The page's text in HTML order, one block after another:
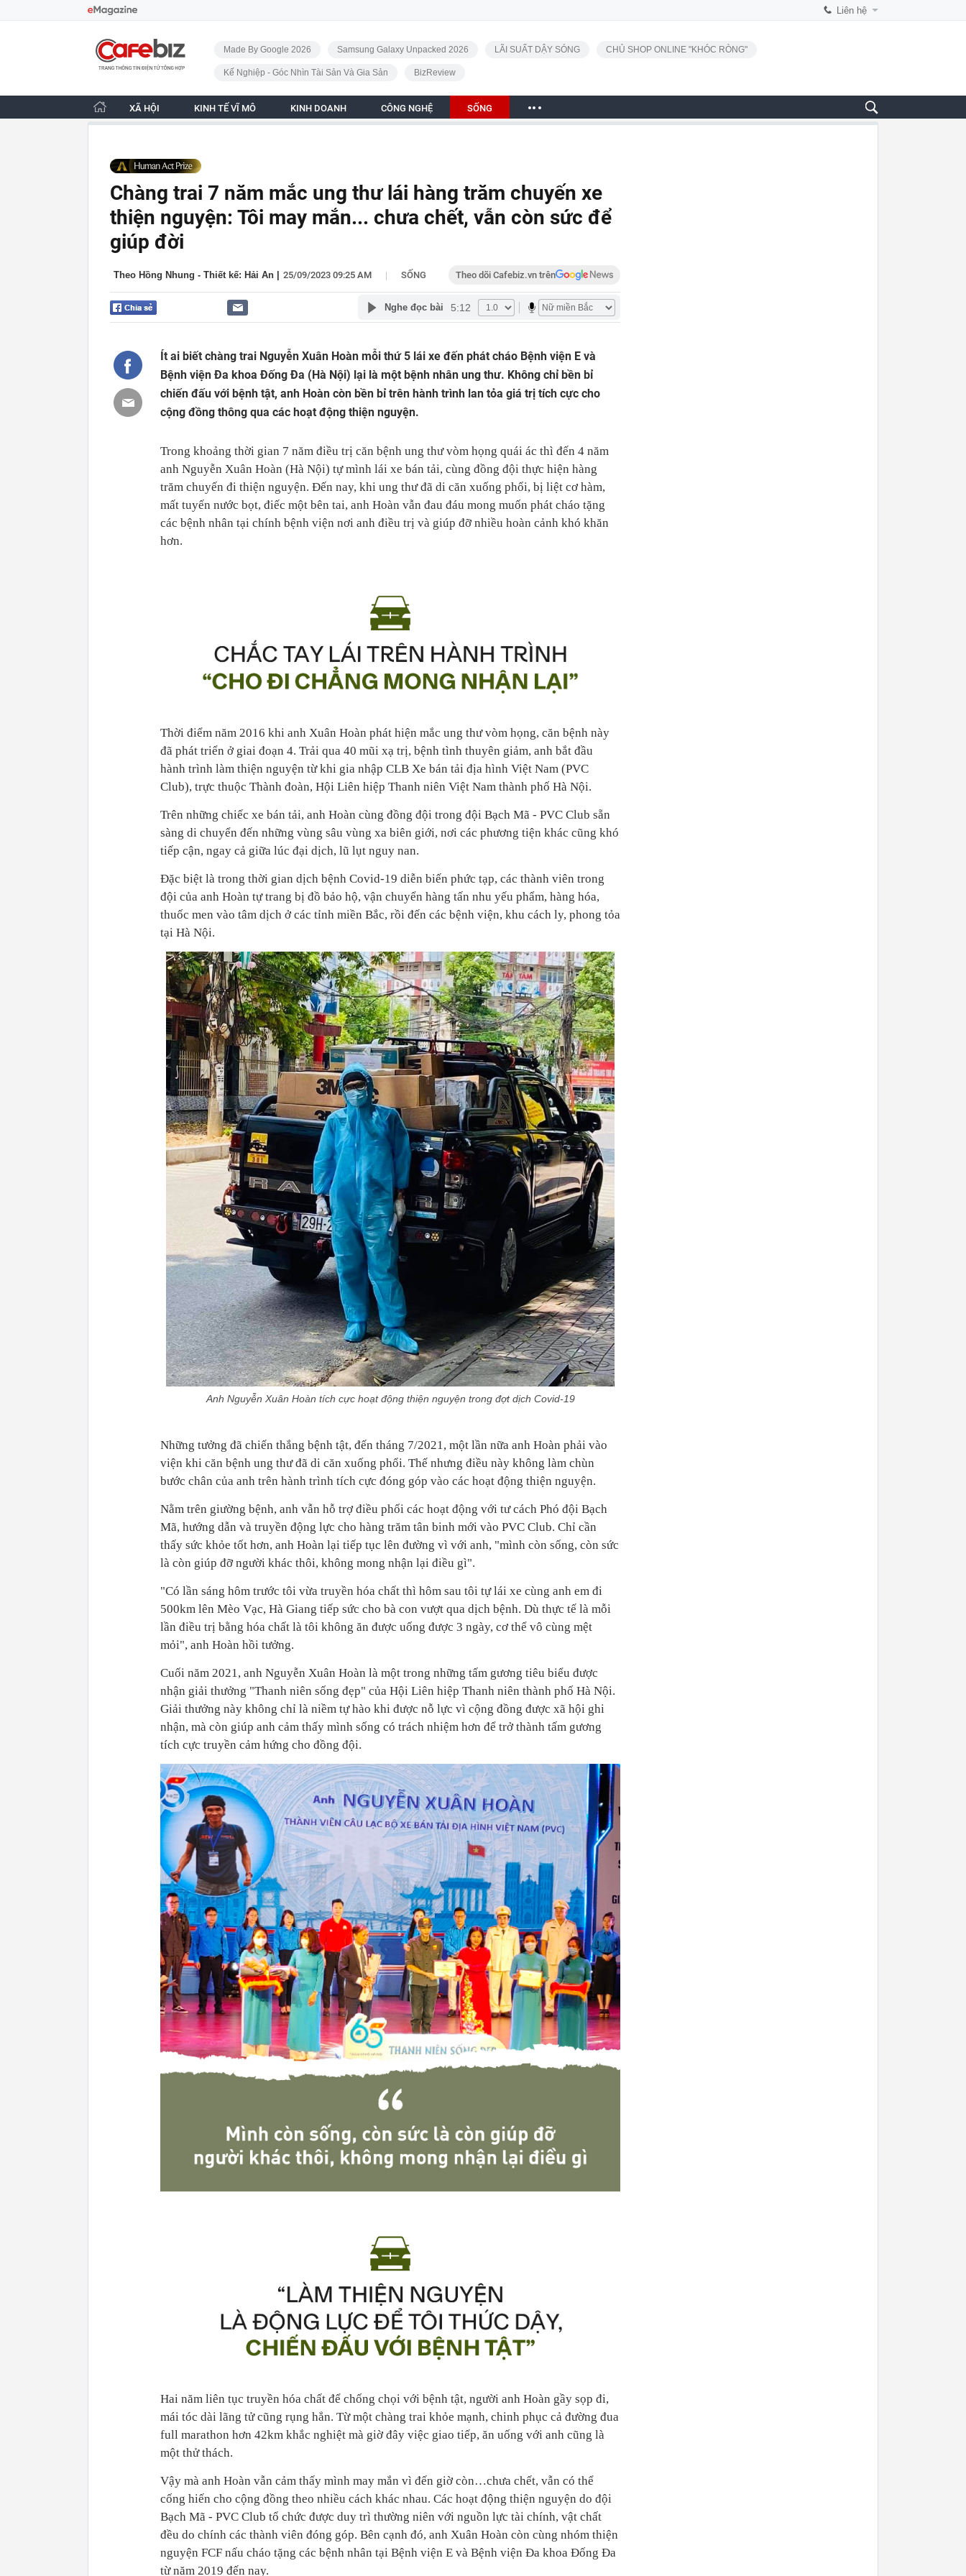
Liên hệ
CafeBiz - Trang chủ
Made By Google 2026 Samsung Galaxy Unpacked 2026 LÃI SUẤT DẬY SÓNG CHỦ SHOP ONLINE "KHÓC RÒNG"
Kế Nghiệp - Góc Nhìn Tài Sản Và Gia Sản BizReview
XÃ HỘI KINH TẾ VĨ MÔ KINH DOANH CÔNG NGHỆ SỐNG
Chàng trai 7 năm mắc ung thư lái hàng trăm chuyến xe
thiện nguyện: Tôi may mắn... chưa chết, vẫn còn sức để
giúp đời
Theo Hồng Nhung - Thiết kế: Hải An 25/09/2023 09:25 AM | SỐNG Theo dõi Cafebiz.vn trên
Nghe đọc bài 5:12
Ít ai biết chàng trai Nguyễn Xuân Hoàn mỗi thứ 5 lái xe đến phát cháo Bệnh viện E và
Bệnh viện Đa khoa Đống Đa (Hà Nội) lại là một bệnh nhân ung thư. Không chỉ bền bỉ
chiến đấu với bệnh tật, anh Hoàn còn bền bỉ trên hành trình lan tỏa giá trị tích cực cho
cộng đồng thông qua các hoạt động thiện nguyện.
Trong khoảng thời gian 7 năm điều trị căn bệnh ung thư vòm họng quái ác thì đến 4 năm
anh Nguyễn Xuân Hoàn (Hà Nội) tự mình lái xe bán tải, cùng đồng đội thực hiện hàng
trăm chuyến đi thiện nguyện. Đến nay, khi ung thư đã di căn xuống phổi, bị liệt cơ hàm,
mất tuyến nước bọt, điếc một bên tai, anh Hoàn vẫn đau đáu mong muốn phát cháo tặng
các bệnh nhân tại chính bệnh viện nơi anh điều trị và giúp đỡ nhiều hoàn cảnh khó khăn
hơn.
đã phát triển ở giai đoạn 4. Trải qua 40 mũi xạ trị, bệnh tình thuyên giảm, anh bắt đầu
hành trình làm thiện nguyện từ khi gia nhập CLB Xe bán tải địa hình Việt Nam (PVC
sàng di chuyển đến những vùng sâu vùng xa biên giới, nơi các phương tiện khác cũng khó
đội của anh Hoàn tự trang bị đồ bảo hộ, vận chuyển hàng tấn nhu yếu phẩm, hàng hóa,
thuốc men vào tâm dịch ở các tỉnh miền Bắc, rồi đến các bệnh viện, khu cách ly, phong tỏa
Anh Nguyễn Xuân Hoàn tích cực hoạt động thiện nguyện trong đợt dịch Covid-19
viện khi căn bệnh ung thư đã di căn xuống phổi. Thế nhưng điều này không làm chùn
Mã, hướng dẫn và truyền động lực cho hàng trăm tân binh mới vào PVC Club. Chỉ cần
thấy sức khỏe tốt hơn, anh Hoàn lại tiếp tục lên đường vì với anh, "mình còn sống, còn sức
500km lên Mèo Vạc, Hà Giang tiếp sức cho bà con vượt qua dịch bệnh. Dù thực tế là mỗi
lần điều trị bằng hóa chất là tôi không ăn được uống được 3 ngày, cơ thể vô cùng mệt
nhận giải thưởng "Thanh niên sống đẹp" của Hội Liên hiệp Thanh niên thành phố Hà Nội.
Giải thưởng này không chỉ là niềm tự hào khi được nỗ lực vì cộng đồng được xã hội ghi
nhận, mà còn giúp anh cảm thấy mình sống có trách nhiệm hơn để trở thành tấm gương
tích cực truyền cảm hứng cho đồng đội.
mái tóc dài lãng tử cũng rụng hẳn. Từ một chàng trai khỏe mạnh, chinh phục cả đường đua
full marathon hơn 42km khắc nghiệt mà giờ đây việc giao tiếp, ăn uống với anh cũng là
cống hiến cho cộng đồng theo nhiều cách khác nhau. Các hoạt động thiện nguyện do đội
Bạch Mã - PVC Club tổ chức được duy trì thường niên với nguồn lực tài chính, vật chất
đều do chính các thành viên đóng góp. Bên cạnh đó, anh Xuân Hoàn còn cùng nhóm thiện
nguyện FCF nấu cháo tặng các bệnh nhân tại Bệnh viện E và Bệnh viện Đa khoa Đống Đa